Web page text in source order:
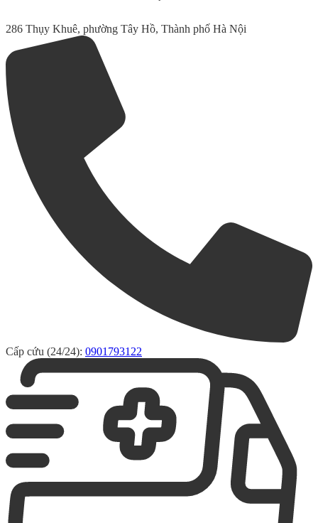
286 Thụy Khuê, phường Tây Hồ, Thành phố Hà Nội
Cấp cứu (24/24): 0901793122